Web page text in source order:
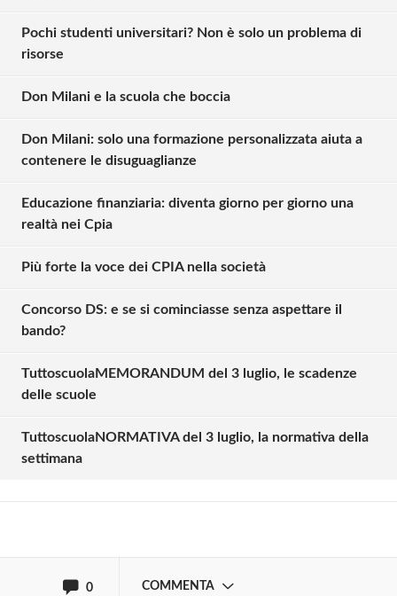
Pochi studenti universitari? Non è solo un problema di
risorse
Don Milani e la scuola che boccia
Don Milani: solo una formazione personalizzata aiuta a
contenere le disuguaglianze
Educazione finanziaria: diventa giorno per giorno una
realtà nei Cpia
Più forte la voce dei CPIA nella società
Concorso DS: e se si cominciasse senza aspettare il
bando?
TuttoscuolaMEMORANDUM del 3 luglio, le scadenze
delle scuole
TuttoscuolaNORMATIVA del 3 luglio, la normativa della
settimana
0 COMMENTA
Solo gli utenti registrati possono
Effettua il